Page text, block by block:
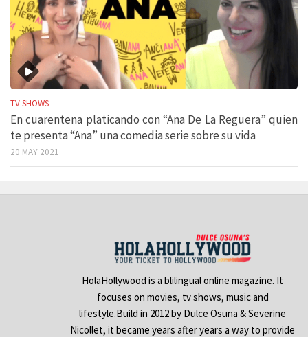
TV SHOWS
En cuarentena platicando con “Ana De La Reguera” quien
te presenta “Ana” una comedia serie sobre su vida
20 MAY 2021
HolaHollywood is a blilingual online magazine. It
focuses on movies, tv shows, music and
lifestyle.Build in 2012 by Dulce Osuna & Severine
Nicollet, it became years after years a way to provide